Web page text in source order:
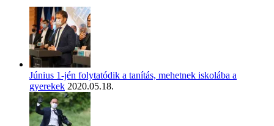
Június 1-jén folytatódik a tanítás, mehetnek iskolába a
gyerekek 2020.05.18.